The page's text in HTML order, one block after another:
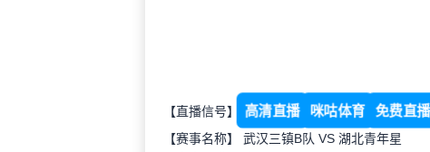
【直播信号】 高清直播 咪咕体育 免费直播
【赛事名称】 武汉三镇B队 VS 湖北青年星